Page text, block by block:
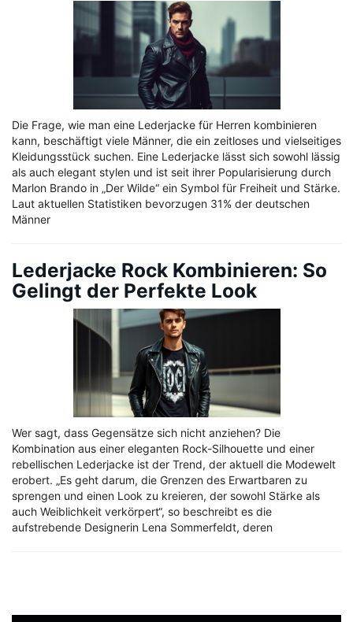
Die Frage, wie man eine Lederjacke für Herren kombinieren
kann, beschäftigt viele Männer, die ein zeitloses und vielseitiges
Kleidungsstück suchen. Eine Lederjacke lässt sich sowohl lässig
als auch elegant stylen und ist seit ihrer Popularisierung durch
Marlon Brando in „Der Wilde“ ein Symbol für Freiheit und Stärke.
Laut aktuellen Statistiken bevorzugen 31% der deutschen
Männer
Lederjacke Rock Kombinieren: So
Gelingt der Perfekte Look
Wer sagt, dass Gegensätze sich nicht anziehen? Die
Kombination aus einer eleganten Rock-Silhouette und einer
rebellischen Lederjacke ist der Trend, der aktuell die Modewelt
erobert. „Es geht darum, die Grenzen des Erwartbaren zu
sprengen und einen Look zu kreieren, der sowohl Stärke als
auch Weiblichkeit verkörpert“, so beschreibt es die
aufstrebende Designerin Lena Sommerfeldt, deren